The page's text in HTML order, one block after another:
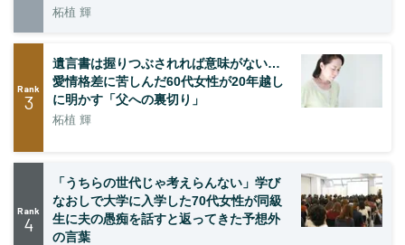
柘植 輝
Rank
3
遺言書は握りつぶされれば意味がない…
愛情格差に苦しんだ60代女性が20年越し
に明かす「父への裏切り」
柘植 輝
Rank
4
「うちらの世代じゃ考えらんない」学び
なおしで大学に入学した70代女性が同級
生に夫の愚痴を話すと返ってきた予想外
の言葉